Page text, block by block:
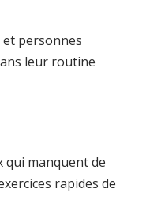
personnes
leur routine
qui manquent de
rapides de